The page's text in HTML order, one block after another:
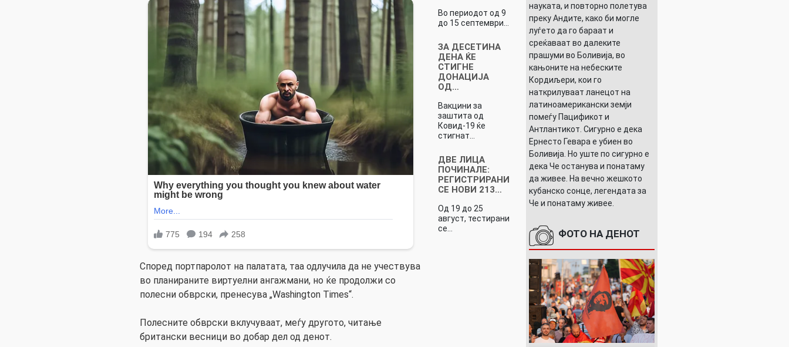
Според портпаролот на палатата, таа одлучила да не учествува
во планираните виртуелни ангажмани, но ќе продолжи со
полесни обврски, пренесува „Washington Times“.
Полесните обврски вклучуваат, меѓу другото, читање
британски весници во добар дел од денот.
Во периодот од 9
до 15 септември…
ЗА ДЕСЕТИНА
ДЕНА ЌЕ
СТИГНЕ
ДОНАЦИЈА
ОД…
Вакцини за
заштита од
Ковид-19 ќе
стигнат…
ДВЕ ЛИЦА
ПОЧИНАЛЕ:
РЕГИСТРИРАНИ
СЕ НОВИ 213…
Од 19 до 25
август, тестирани
се…
науката, и повторно полетува
преку Андите, како би могле
луѓето да го бараат и
среќаваат во далеките
прашуми во Боливија, во
кањоните на небеските
Кордиљери, кои го
наткрилуваат ланецот на
латиноамерикански земји
помеѓу Пацификот и
Антлантикот. Сигурно е дека
Ернесто Гевара е убиен во
Боливија. Но уште по сигурно е
дека Че останува и понатаму
да живее. На вечно жешкото
кубанско сонце, легендата за
Че и понатаму живее.
ФОТО НА ДЕНОТ